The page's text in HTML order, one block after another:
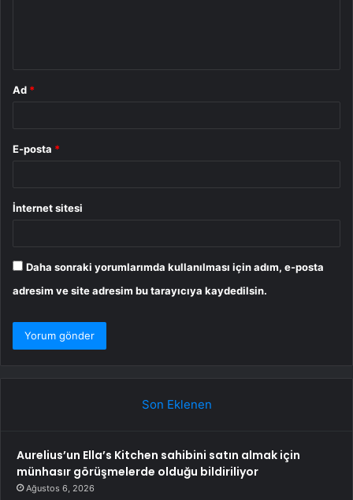
Ad *
E-posta *
İnternet sitesi
Daha sonraki yorumlarımda kullanılması için adım, e-posta
adresim ve site adresim bu tarayıcıya kaydedilsin.
Son Eklenen
Aurelius’un Ella’s Kitchen sahibini satın almak için
münhasır görüşmelerde olduğu bildiriliyor
Ağustos 6, 2026